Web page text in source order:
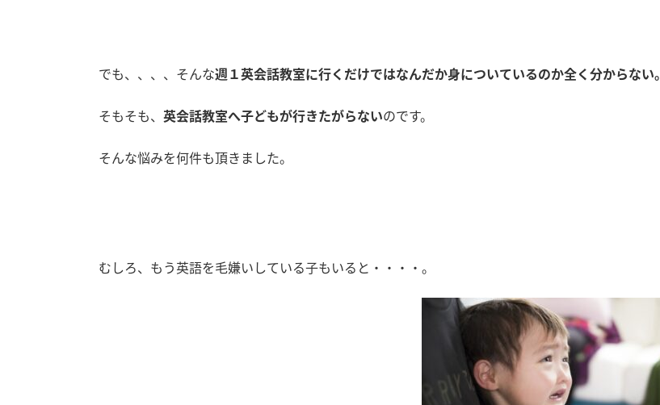
でも、、、、そんな週１英会話教室に行くだけではなんだか身についているのか全く分からない。
そもそも、 英会話教室へ子どもが行きたがらないのです。
そんな悩みを何件も頂きました。
むしろ、もう英語を毛嫌いしている子もいると・・・・。